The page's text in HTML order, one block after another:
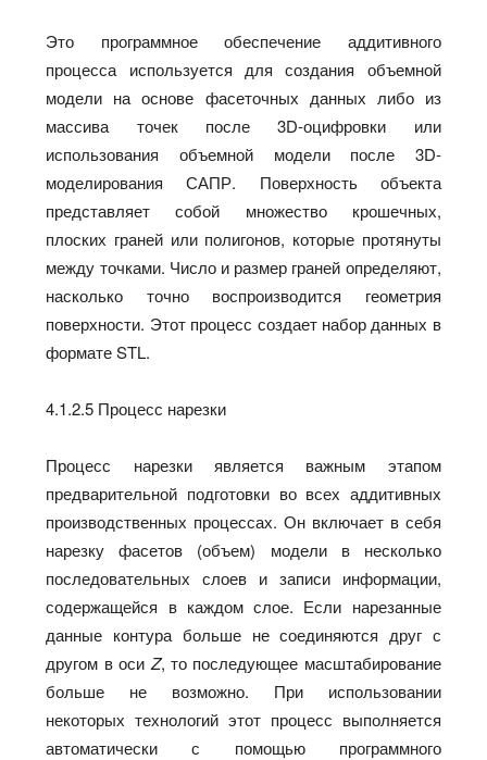
Это программное обеспечение аддитивного
процесса используется для создания объемной
модели на основе фасеточных данных либо из
массива точек после 3D-оцифровки или
использования объемной модели после 3D-
моделирования САПР. Поверхность объекта
представляет собой множество крошечных,
плоских граней или полигонов, которые протянуты
между точками. Число и размер граней определяют,
насколько точно воспроизводится геометрия
поверхности. Этот процесс создает набор данных в
формате STL.
4.1.2.5 Процесс нарезки
Процесс нарезки является важным этапом
предварительной подготовки во всех аддитивных
производственных процессах. Он включает в себя
нарезку фасетов (объем) модели в несколько
последовательных слоев и записи информации,
содержащейся в каждом слое. Если нарезанные
данные контура больше не соединяются друг с
другом в оси Z, то последующее масштабирование
больше не возможно. При использовании
некоторых технологий этот процесс выполняется
автоматически с помощью программного